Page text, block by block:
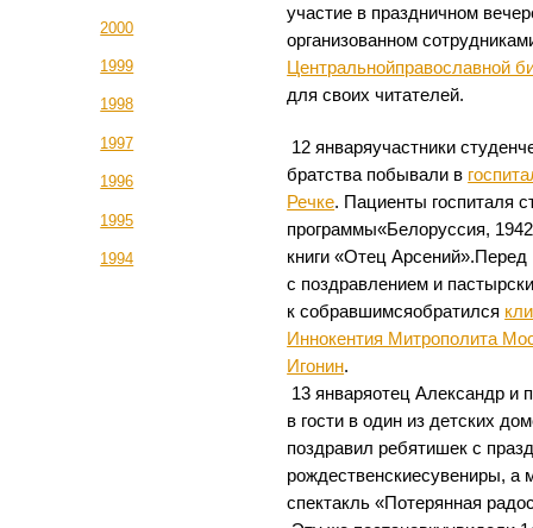
2000
1999
1998
1997
1996
1995
1994
участие в праздничном
организованном
Центральнойправославной
для своих читателей.
12 январяучастники
братства побывали в
Речке. Пациенты госпиталя
программы«Белоруссия,
книги «Отец
с поздравлением и
к собравшимсяобратился
Иннокентия Митрополита
Игонин.
13 январяотец Александр и
в гости в один из детских
поздравил ребятишек с
рождественскиесувениры, а
спектакль «Потерянная